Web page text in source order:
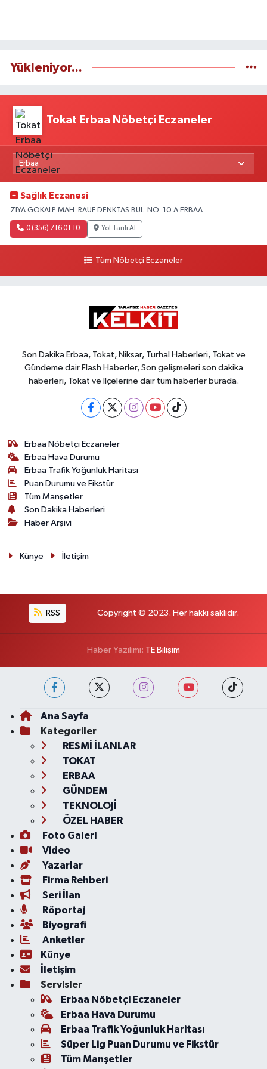
Yükleniyor...
Tokat Erbaa Nöbetçi Eczaneler
Sağlık Eczanesi
ZIYA GÖKALP MAH. RAUF DENKTAS BUL. NO :10 A ERBAA
0 (356) 716 01 10 Yol Tarifi Al
Tüm Nöbetçi Eczaneler
Son Dakika Erbaa, Tokat, Niksar, Turhal Haberleri, Tokat ve
Gündeme dair Flash Haberler, Son gelişmeleri son dakika
haberleri, Tokat ve İlçelerine dair tüm haberler burada.
Erbaa Nöbetçi Eczaneler
Erbaa Hava Durumu
Erbaa Trafik Yoğunluk Haritası
Puan Durumu ve Fikstür
Tüm Manşetler
Son Dakika Haberleri
Haber Arşivi
Künye İletişim
RSS Copyright © 2023. Her hakkı saklıdır.
Haber Yazılımı: TE Bilişim
Ana Sayfa
Kategoriler
RESMİ İLANLAR
TOKAT
ERBAA
GÜNDEM
TEKNOLOJİ
ÖZEL HABER
Foto Galeri
Video
Yazarlar
Firma Rehberi
Seri İlan
Röportaj
Biyografi
Anketler
Künye
İletişim
Servisler
Erbaa Nöbetçi Eczaneler
Erbaa Hava Durumu
Erbaa Trafik Yoğunluk Haritası
Süper Lig Puan Durumu ve Fikstür
Tüm Manşetler